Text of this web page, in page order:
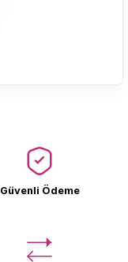
Güvenli Ödeme